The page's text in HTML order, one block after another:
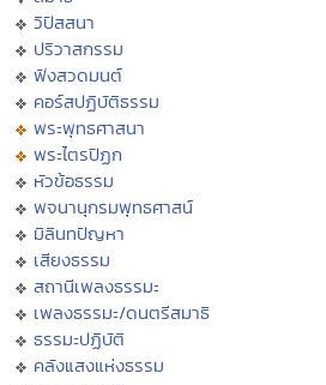
วิปัสสนา
ปริวาสกรรม
ฟังสวดมนต์
คอร์สปฏิบัติธรรม
พระพุทธศาสนา
พระไตรปิฏก
หัวข้อธรรม
พจนานุกรมพุทธศาสน์
มิลินทปัญหา
เสียงธรรม
สถานีเพลงธรรมะ
เพลงธรรมะ/ดนตรีสมาธิ
ธรรมะปฏิบัติ
คลังแสงแห่งธรรม